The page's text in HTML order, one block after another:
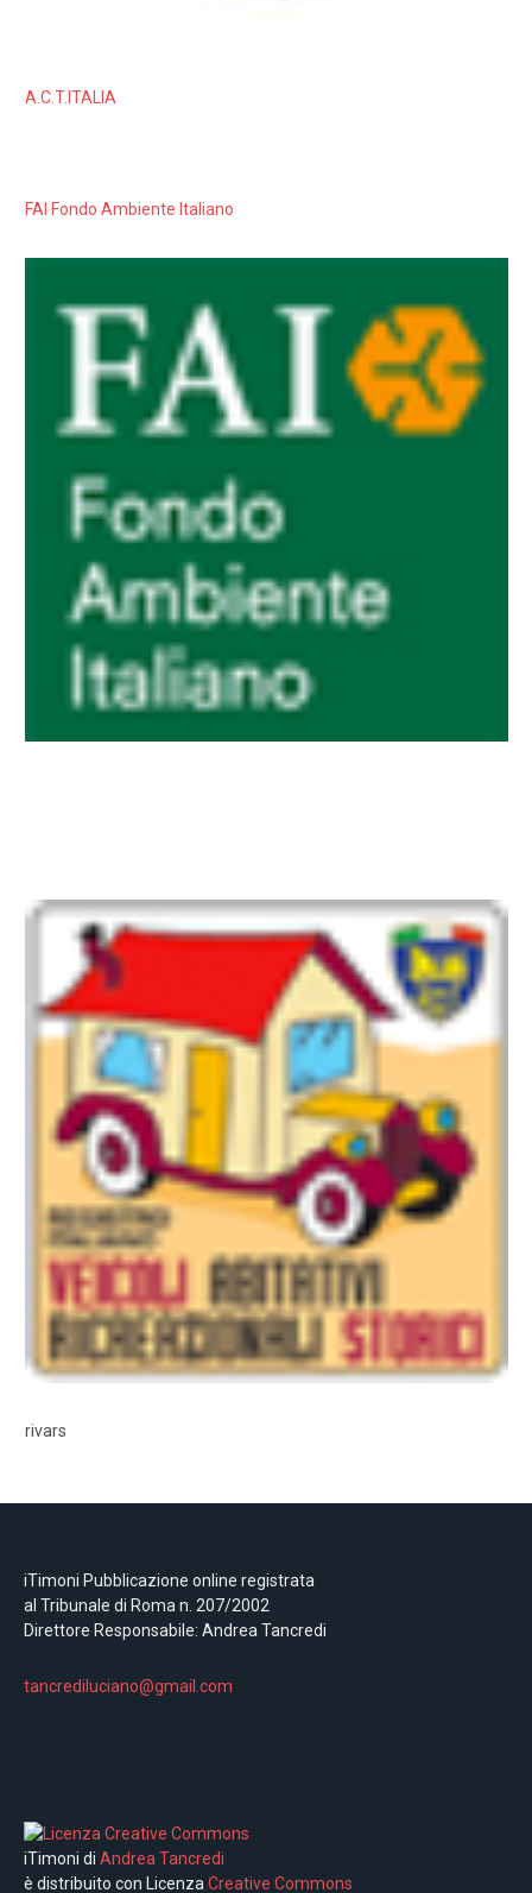
A.C.T.ITALIA
FAI Fondo Ambiente Italiano
rivars
iTimoni Pubblicazione online registrata
al Tribunale di Roma n. 207/2002
Direttore Responsabile: Andrea Tancredi
tancrediluciano@gmail.com
iTimoni di Andrea Tancredi
è distribuito con Licenza Creative Commons